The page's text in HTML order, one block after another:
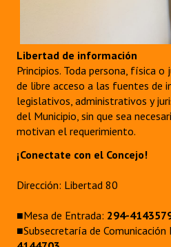
Libertad de información
Principios. Toda persona, física
de libre acceso a las fuentes de
legislativos, administrativos y
del Municipio, sin que sea
motivan el requerimiento.
¡Conectate con el Concejo!
Dirección: Libertad 80
■Mesa de Entrada: 294-
■Subsecretaría de